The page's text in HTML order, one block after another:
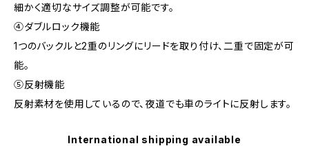
細かく適切なサイズ調整が可能です。
④ダブルロック機能
1つのバックルと2重のリングにリードを取り付け、二重で固定が可
能。
⑤反射機能
反射素材を使用しているので、夜道でも車のライトに反射します。
International shipping available